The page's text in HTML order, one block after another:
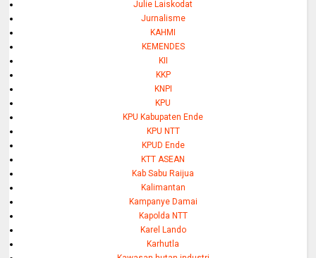
Julie Laiskodat
Jurnalisme
KAHMI
KEMENDES
KII
KKP
KNPI
KPU
KPU Kabupaten Ende
KPU NTT
KPUD Ende
KTT ASEAN
Kab Sabu Raijua
Kalimantan
Kampanye Damai
Kapolda NTT
Karel Lando
Karhutla